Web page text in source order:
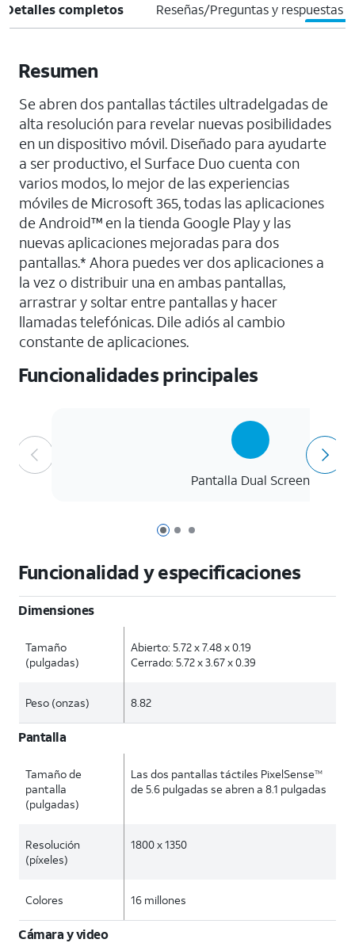
Detalles completos Reseñas/Preguntas y respuestas
Resumen
Se abren dos pantallas táctiles ultradelgadas de
alta resolución para revelar nuevas posibilidades
en un dispositivo móvil. Diseñado para ayudarte
a ser productivo, el Surface Duo cuenta con
varios modos, lo mejor de las experiencias
móviles de Microsoft 365, todas las aplicaciones
de Android™ en la tienda Google Play y las
nuevas aplicaciones mejoradas para dos
pantallas.* Ahora puedes ver dos aplicaciones a
la vez o distribuir una en ambas pantallas,
arrastrar y soltar entre pantallas y hacer
llamadas telefónicas. Dile adiós al cambio
constante de aplicaciones.
Funcionalidades principales
Página 1 de 3
Página 2 de 3
Página 3 de 3
Pantalla Dual Screen
Funcionalidad y especificaciones
Dimensiones
Tamaño
(pulgadas)
Abierto: 5.72 x 7.48 x 0.19
Cerrado: 5.72 x 3.67 x 0.39
Peso (onzas) 8.82
Pantalla
Tamaño de
pantalla
(pulgadas)
Las dos pantallas táctiles PixelSenseTM
de 5.6 pulgadas se abren a 8.1 pulgadas
Resolución
(píxeles)
1800 x 1350
Colores 16 millones
Cámara y video